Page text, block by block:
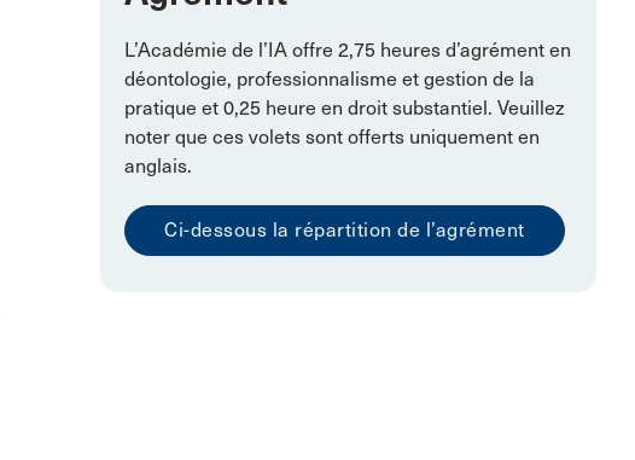
L’Académie de l’IA offre 2,75 heures d’agrément en
déontologie, professionnalisme et gestion de la
pratique et 0,25 heure en droit substantiel. Veuillez
noter que ces volets sont offerts uniquement en
anglais.
Ci-dessous la répartition de l’agrément